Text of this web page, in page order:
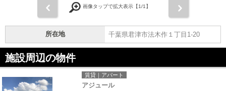
画像タップで拡大表示【1/1】
所在地 千葉県君津市法木作１丁目1-20
施設周辺の物件
賃貸｜アパート
アジュール